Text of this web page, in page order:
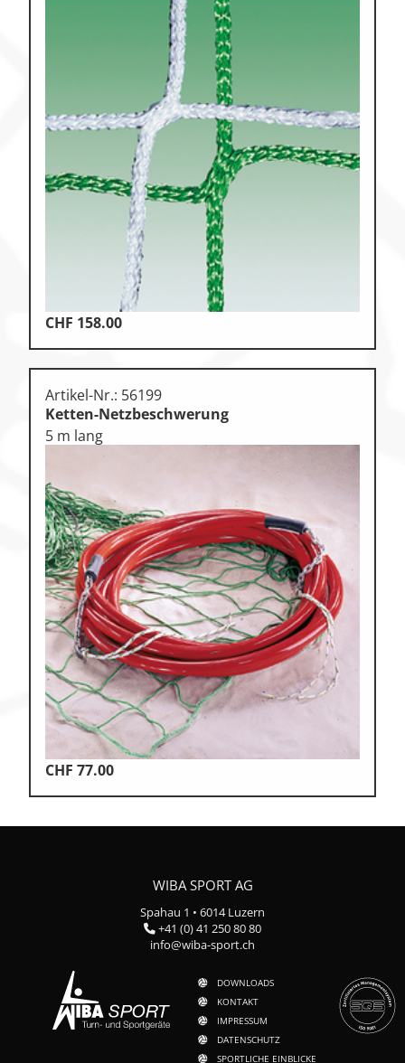
CHF 158.00
Artikel-Nr.: 56199
Ketten-Netzbeschwerung
5 m lang
CHF 77.00
WIBA SPORT AG
Spahau 1 • 6014 Luzern
+41 (0) 41 250 80 80
info@wiba-sport.ch
DOWNLOADS
KONTAKT
IMPRESSUM
DATENSCHUTZ
SPORTLICHE EINBLICKE